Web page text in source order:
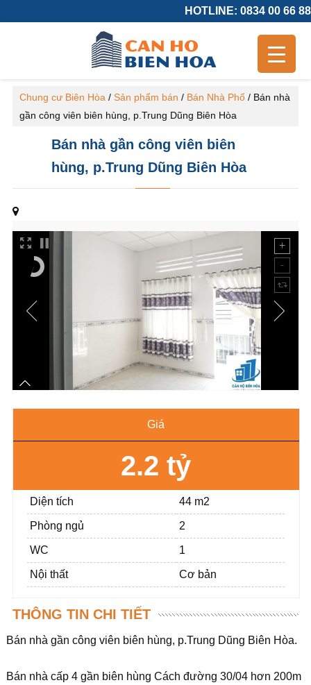
HOTLINE: 0834 00 66 88
Chung cư Biên Hòa / Sản phẩm bán / Bán Nhà Phố/ Bán nhà
gần công viên biên hùng, p.Trung Dũng Biên Hòa
Bán nhà gần công viên biên
hùng, p.Trung Dũng Biên Hòa
Giá
2.2 tỷ
Diện tích 44 m2
Phòng ngủ 2
WC 1
Nội thất Cơ bản
THÔNG TIN CHI TIẾT
Bán nhà gần công viên biên hùng, p.Trung Dũng Biên Hòa.
Bán nhà cấp 4 gần biên hùng Cách đường 30/04 hơn 200m